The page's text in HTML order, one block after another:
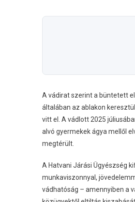
A vádirat szerint a büntetett
általában az ablakon
vitt el. A vádlott 2025
alvó gyermekek ágya mellől
megtérült.
A Hatvani Járási Ügyészség
munkaviszonnyal,
vádhatóság – amennyiben a